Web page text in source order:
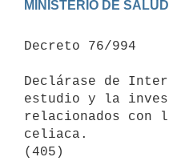
Decreto 76/994
Declárase de
estudio y la
relacionados con
celiaca.
(405)